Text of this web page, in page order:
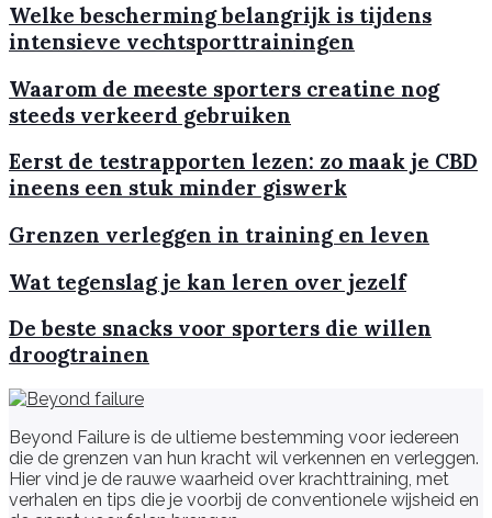
Welke bescherming belangrijk is tijdens
intensieve vechtsporttrainingen
Waarom de meeste sporters creatine nog
steeds verkeerd gebruiken
Eerst de testrapporten lezen: zo maak je CBD
ineens een stuk minder giswerk
Grenzen verleggen in training en leven
Wat tegenslag je kan leren over jezelf
De beste snacks voor sporters die willen
droogtrainen
Beyond Failure is de ultieme bestemming voor iedereen
die de grenzen van hun kracht wil verkennen en verleggen.
Hier vind je de rauwe waarheid over krachttraining, met
verhalen en tips die je voorbij de conventionele wijsheid en